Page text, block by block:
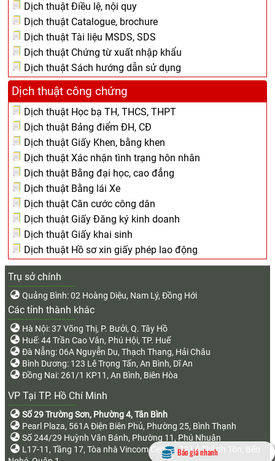
Dịch thuật Điều lệ, nội quy
Dịch thuật Catalogue, brochure
Dịch thuật Tài liệu MSDS, SDS
Dịch thuật Chứng từ xuất nhập khẩu
Dịch thuật Sách hướng dẫn sử dụng
Dịch thuật công chứng
Dịch thuật Học bạ TH, THCS, THPT
Dịch thuật Bảng điểm ĐH, CĐ
Dịch thuật Giấy Khen, bằng khen
Dịch thuật Xác nhận tình trạng hôn nhân
Dịch thuật Bằng đại học, cao đẳng
Dịch thuật Bằng lái Xe
Dịch thuật Căn cước công dân
Dịch thuật Giấy Đăng ký kinh doanh
Dịch thuật Giấy khai sinh
Dịch thuật Hồ sơ xin giấy phép lao động
Trụ sở chính
Quảng Bình: 02 Hoàng Diệu, Nam Lý, Đồng Hới
Các tỉnh thành khác
Hà Nội: 37 Võng Thị, P. Bưởi, Q. Tây Hồ
Huế: 44 Trần Cao Vân, Phú Hội, TP. Huế
Đà Nẵng: 06A Nguyễn Du, Thạch Thang, Hải Châu
Bình Dương: 123 Lê Trọng Tấn, An Bình, Dĩ An
Đồng Nai: 261/1 KP11, An Bình, Biên Hòa
VP Tại TP. Hồ Chí Minh
Số 29 Trường Sơn, Phường 4, Tân Bình
Pearl Plaza, 561A Điện Biên Phủ, Phường 25, Bình Thạnh
Số 244/29 Huỳnh Văn Bánh, Phường 11, Phú Nhuận
L17-11, Tầng 17, Tòa nhà Vincom Center, 72 Lê Thánh Tôn, Bến
Báo giá nhanh